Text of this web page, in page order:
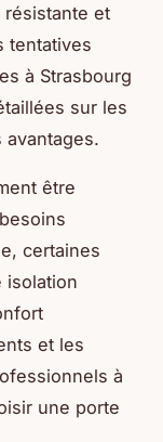
et
tentatives
à Strasbourg
sur les
être
certaines
isolation
et les
à
une porte